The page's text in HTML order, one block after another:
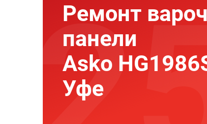
Ремонт
панели
Asko
Уфе